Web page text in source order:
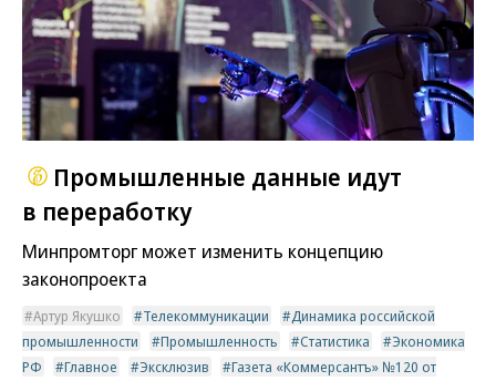
Промышленные данные идут
в переработку
Минпромторг может изменить концепцию
законопроекта
Артур Якушко Телекоммуникации
Динамика российской
промышленности
Промышленность Статистика
Экономика
РФ
Главное Эксклюзив
Газета «Коммерсантъ» №120 от